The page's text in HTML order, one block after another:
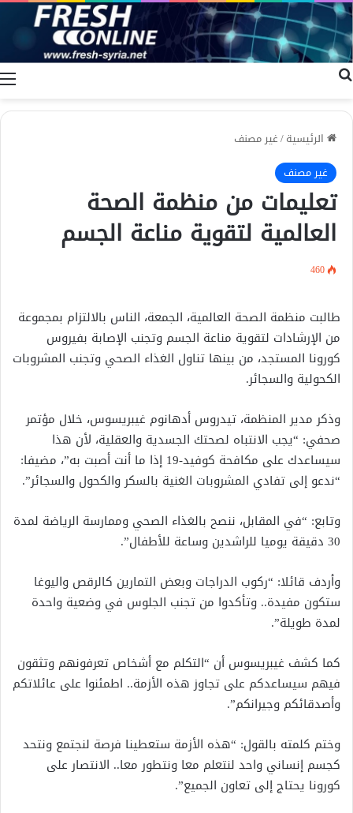
الرئيسية/غير مصنف
غير مصنف
تعليمات من منظمة الصحة
العالمية لتقوية مناعة الجسم
460
طالبت منظمة الصحة العالمية، الجمعة، الناس بالالتزام بمجموعة
من الإرشادات لتقوية مناعة الجسم وتجنب الإصابة بفيروس
كورونا المستجد، من بينها تناول الغذاء الصحي وتجنب المشروبات
الكحولية والسجائر.
وذكر مدير المنظمة، تيدروس أدهانوم غيبريسوس، خلال مؤتمر
صحفي: “يجب الانتباه لصحتك الجسدية والعقلية، لأن هذا
سيساعدك على مكافحة كوفيد-19 إذا ما أنت أصبت به”، مضيفا:
“ندعو إلى تفادي المشروبات الغنية بالسكر والكحول والسجائر”.
وتابع: “في المقابل، ننصح بالغذاء الصحي وممارسة الرياضة لمدة
30 دقيقة يوميا للراشدين وساعة للأطفال”.
وأردف قائلا: “ركوب الدراجات وبعض التمارين كالرقص واليوغا
ستكون مفيدة.. وتأكدوا من تجنب الجلوس في وضعية واحدة
لمدة طويلة”.
كما كشف غيبريسوس أن “التكلم مع أشخاص تعرفونهم وتثقون
فيهم سيساعدكم على تجاوز هذه الأزمة.. اطمئنوا على عائلاتكم
وأصدقائكم وجيرانكم”.
وختم كلمته بالقول: “هذه الأزمة ستعطينا فرصة لنجتمع ونتحد
كجسم إنساني واحد لنتعلم معا ونتطور معا.. الانتصار على
كورونا يحتاج إلى تعاون الجميع”.